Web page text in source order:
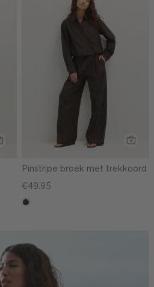
Pinstripe broek met trekkoord
€49.95
choco